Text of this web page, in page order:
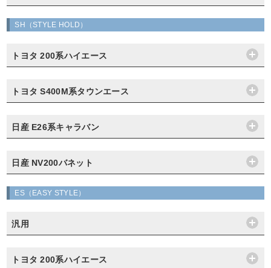
SH（STYLE HOLD）
トヨタ 200系ハイエース
トヨタ S400M系タウンエース
日産 E26系キャラバン
日産 NV200バネット
ES（EASY STYLE）
汎用
トヨタ 200系ハイエース